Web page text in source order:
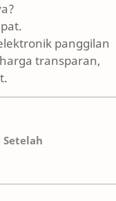
panggilan
transparan,
Setelah